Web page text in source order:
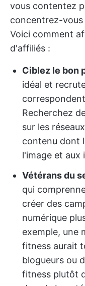
vous contentez
concentrez-vous
Voici comment
d'affiliés :
Ciblez le bon
idéal et
Recherchez
sur les
contenu dont
l'image et aux
Vétérans du
qui
créer des
numérique
exemple, une
fitness aurait
blogueurs ou
fitness plutôt